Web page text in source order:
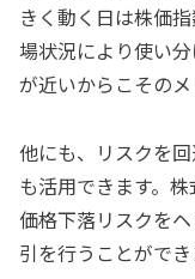
きく動く日は株価
場状況により使い
が近いからこそのメ
他にも、リスクを
も活用できます。
価格下落リスクを
引を行うことができ